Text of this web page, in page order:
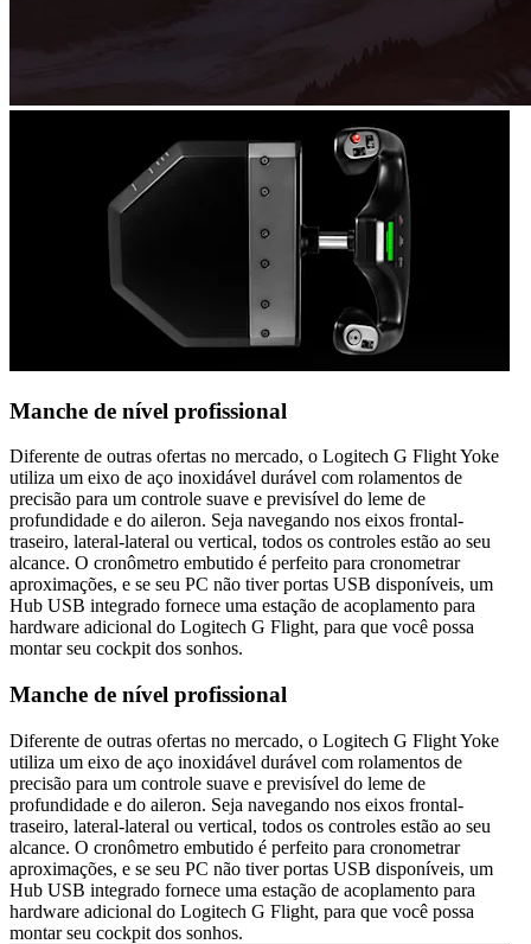
Manche de nível profissional
Diferente de outras ofertas no mercado, o Logitech G Flight Yoke
utiliza um eixo de aço inoxidável durável com rolamentos de
precisão para um controle suave e previsível do leme de
profundidade e do aileron. Seja navegando nos eixos frontal-
traseiro, lateral-lateral ou vertical, todos os controles estão ao seu
alcance. O cronômetro embutido é perfeito para cronometrar
aproximações, e se seu PC não tiver portas USB disponíveis, um
Hub USB integrado fornece uma estação de acoplamento para
hardware adicional do Logitech G Flight, para que você possa
montar seu cockpit dos sonhos.
Manche de nível profissional
Diferente de outras ofertas no mercado, o Logitech G Flight Yoke
utiliza um eixo de aço inoxidável durável com rolamentos de
precisão para um controle suave e previsível do leme de
profundidade e do aileron. Seja navegando nos eixos frontal-
traseiro, lateral-lateral ou vertical, todos os controles estão ao seu
alcance. O cronômetro embutido é perfeito para cronometrar
aproximações, e se seu PC não tiver portas USB disponíveis, um
Hub USB integrado fornece uma estação de acoplamento para
hardware adicional do Logitech G Flight, para que você possa
montar seu cockpit dos sonhos.